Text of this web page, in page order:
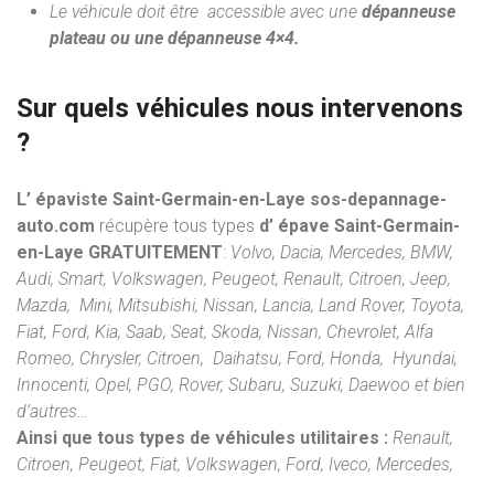
Le véhicule doit être accessible avec une dépanneuse
plateau ou une dépanneuse 4×4.
Sur quels véhicules nous intervenons
?
L’ épaviste Saint-Germain-en-Laye sos-depannage-
auto.com récupère tous types d’ épave Saint-Germain-
en-Laye GRATUITEMENT: Volvo, Dacia, Mercedes, BMW,
Audi, Smart, Volkswagen, Peugeot, Renault, Citroen, Jeep,
Mazda, Mini, Mitsubishi, Nissan, Lancia, Land Rover, Toyota,
Fiat, Ford, Kia, Saab, Seat, Skoda, Nissan, Chevrolet, Alfa
Romeo, Chrysler, Citroen, Daihatsu, Ford, Honda, Hyundai,
Innocenti, Opel, PGO, Rover, Subaru, Suzuki, Daewoo et bien
d’autres…
Ainsi que tous types de véhicules utilitaires : Renault,
Citroen, Peugeot, Fiat, Volkswagen, Ford, Iveco, Mercedes,